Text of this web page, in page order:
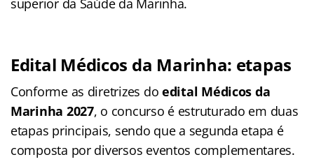
superior da Saúde da Marinha.
Edital Médicos da Marinha: etapas
Conforme as diretrizes do edital Médicos da
Marinha 2027, o concurso é estruturado em duas
etapas principais, sendo que a segunda etapa é
composta por diversos eventos complementares.